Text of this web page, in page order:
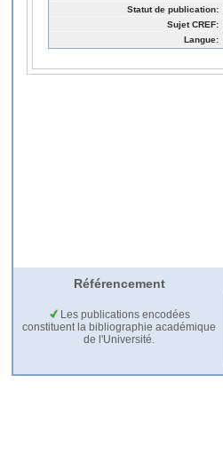
Statut de publication:
Sujet CREF:
Langue:
Référencement
Les publications encodées
constituent la bibliographie académique
de l'Université.